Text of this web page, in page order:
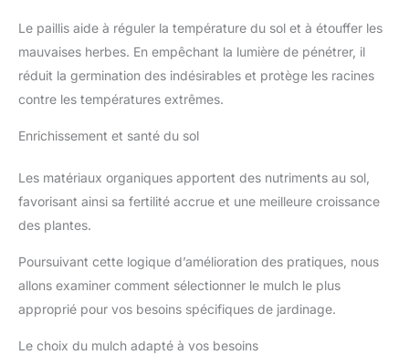
Le paillis aide à réguler la température du sol et à étouffer les
mauvaises herbes. En empêchant la lumière de pénétrer, il
réduit la germination des indésirables et protège les racines
contre les températures extrêmes.
Enrichissement et santé du sol
Les matériaux organiques apportent des nutriments au sol,
favorisant ainsi sa fertilité accrue et une meilleure croissance
des plantes.
Poursuivant cette logique d’amélioration des pratiques, nous
allons examiner comment sélectionner le mulch le plus
approprié pour vos besoins spécifiques de jardinage.
Le choix du mulch adapté à vos besoins